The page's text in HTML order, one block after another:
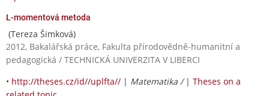
L-momentová metoda
(Tereza Šimková)
2012, Bakalářská práce, Fakulta přírodovědně-humanitní a
pedagogická / TECHNICKÁ UNIVERZITA V LIBERCI
• http://theses.cz/id//uplfta// | Matematika / | Theses on a